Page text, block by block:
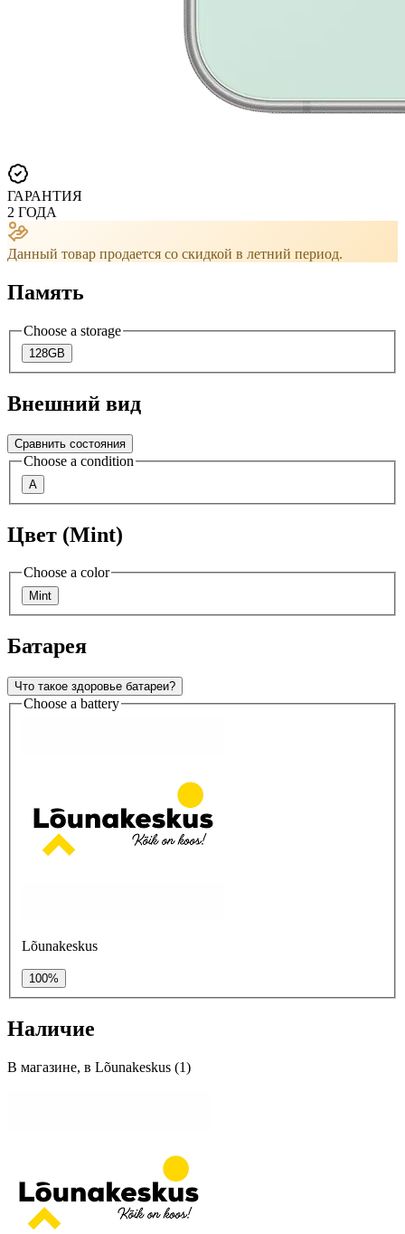
ГАРАНТИЯ
2 ГОДА
Данный товар продается со скидкой в ​​летний период.
Память
Choose a storage
128GB
Внешний вид
Сравнить состояния
Choose a condition
A
Цвет (Mint)
Choose a color
Mint
Батарея
Что такое здоровье батареи?
Choose a battery
Lõunakeskus
100%
Наличие
В магазине, в Lõunakeskus (1)